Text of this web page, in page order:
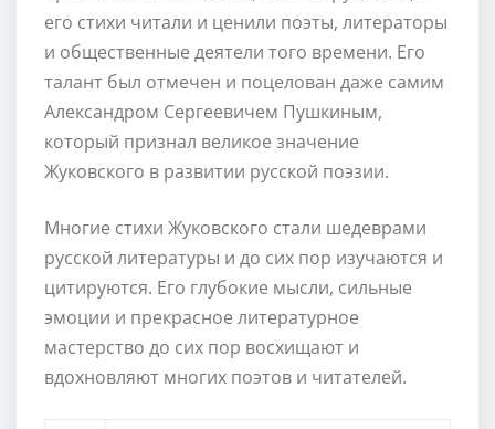
его стихи читали и ценили поэты, литераторы
и общественные деятели того времени. Его
талант был отмечен и поцелован даже самим
Александром Сергеевичем Пушкиным,
который признал великое значение
Жуковского в развитии русской поэзии.
Многие стихи Жуковского стали шедеврами
русской литературы и до сих пор изучаются и
цитируются. Его глубокие мысли, сильные
эмоции и прекрасное литературное
мастерство до сих пор восхищают и
вдохновляют многих поэтов и читателей.